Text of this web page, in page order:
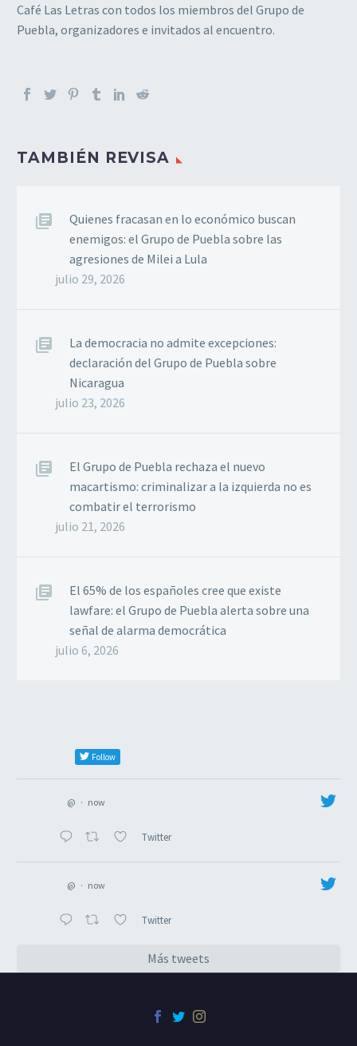
Café Las Letras con todos los miembros del Grupo de
Puebla, organizadores e invitados al encuentro.
TAMBIÉN REVISA
Quienes fracasan en lo económico buscan
enemigos: el Grupo de Puebla sobre las
agresiones de Milei a Lula
julio 29, 2026
La democracia no admite excepciones:
declaración del Grupo de Puebla sobre
Nicaragua
julio 23, 2026
El Grupo de Puebla rechaza el nuevo
macartismo: criminalizar a la izquierda no es
combatir el terrorismo
julio 21, 2026
El 65% de los españoles cree que existe
lawfare: el Grupo de Puebla alerta sobre una
señal de alarma democrática
julio 6, 2026
Follow
@ · now
Twitter
@ · now
Twitter
Más tweets